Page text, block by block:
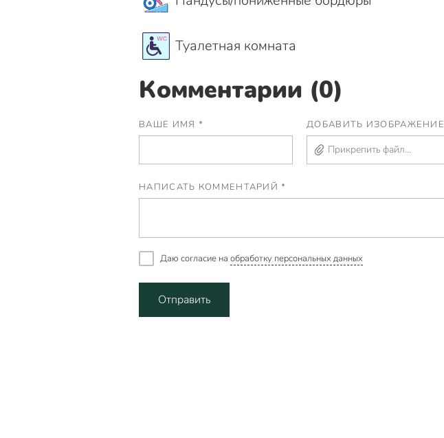
Туалетная комната
Комментарии (0)
ВАШЕ ИМЯ * ДОБАВИТЬ ИЗОБРАЖЕНИЕ
Прикрепить файл...
НАПИСАТЬ КОММЕНТАРИЙ *
Даю согласие на обработку персональных данных
Отправить